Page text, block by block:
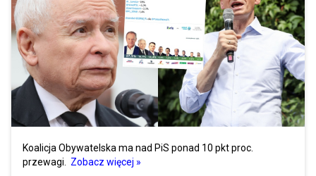
Koalicja Obywatelska ma nad PiS ponad 10 pkt proc.
przewagi.
Zobacz więcej »